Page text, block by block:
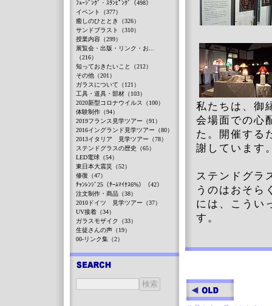
私たちは、御
会場面での心
た。開催する
謝しています
ステンドグラ
うのはおそ
には、こうい
す。
ﾌｭｰｼﾞﾝｸﾞ・ｽﾗﾝﾋﾟﾝｸﾞ（498）
イベント（377）
癒しのひととき（326）
サンドブラスト（310）
授業内容（299）
展覧会・出版・リンク・お...
（216）
知っておきたいこと（212）
その他（201）
ガラスについて（121）
工具・道具・部材（103）
2020新型コロナウイルス（100）
体験制作（94）
2019フランス見学ツアー（91）
2016イングランド見学ツアー（80）
2013イタリア 見学ツアー（78）
ステンドグラスの歴史（65）
LED電球（54）
東日本大震災（52）
修復（47）
ﾁｬﾝﾚﾝｼﾞ25（ﾁｰﾑﾏｲﾅｽ6%）（42）
注文制作・商品（38）
2010ドイツ 見学ツアー（37）
UV接着（34）
ガラスモザイク（33）
生徒さんの声（19）
00-リンク集（2）